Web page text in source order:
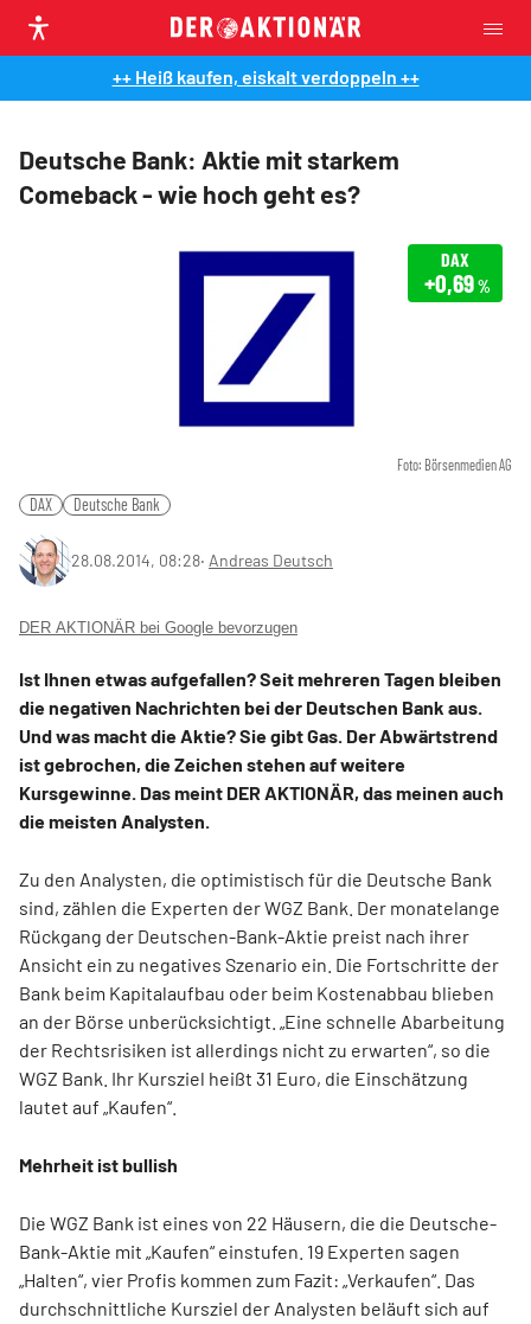
++ Heiß kaufen, eiskalt verdoppeln ++
Deutsche Bank: Aktie mit starkem
Comeback - wie hoch geht es?
Foto: Börsenmedien AG
DAX
+0,69%
DAX Deutsche Bank
28.08.2014, 08:28‧ Andreas Deutsch
DER AKTIONÄR bei Google bevorzugen
Ist Ihnen etwas aufgefallen? Seit mehreren Tagen bleiben
die negativen Nachrichten bei der Deutschen Bank aus.
Und was macht die Aktie? Sie gibt Gas. Der Abwärtstrend
ist gebrochen, die Zeichen stehen auf weitere
Kursgewinne. Das meint DER AKTIONÄR, das meinen auch
die meisten Analysten.
Zu den Analysten, die optimistisch für die Deutsche Bank
sind, zählen die Experten der WGZ Bank. Der monatelange
Rückgang der Deutschen-Bank-Aktie preist nach ihrer
Ansicht ein zu negatives Szenario ein. Die Fortschritte der
Bank beim Kapitalaufbau oder beim Kostenabbau blieben
an der Börse unberücksichtigt. „Eine schnelle Abarbeitung
der Rechtsrisiken ist allerdings nicht zu erwarten“, so die
WGZ Bank. Ihr Kursziel heißt 31 Euro, die Einschätzung
lautet auf „Kaufen“.
Mehrheit ist bullish
Die WGZ Bank ist eines von 22 Häusern, die die Deutsche-
Bank-Aktie mit „Kaufen“ einstufen. 19 Experten sagen
„Halten“, vier Profis kommen zum Fazit: „Verkaufen“. Das
durchschnittliche Kursziel der Analysten beläuft sich auf